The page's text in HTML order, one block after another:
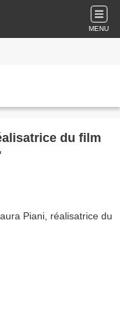
MENU
du film